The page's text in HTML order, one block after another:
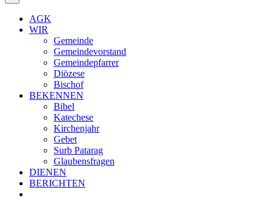
AGK
WIR
Gemeinde
Gemeindevorstand
Gemeindepfarrer
Diözese
Bischof
BEKENNEN
Bibel
Katechese
Kirchenjahr
Gebet
Surb Patarag
Glaubensfragen
DIENEN
BERICHTEN